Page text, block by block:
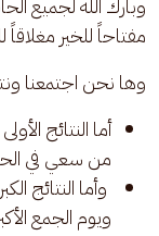
مفتاحاً للخير مغلاقاً
وها نحن اجتمعنا
أما النتائج
من سعي في
وأما النتائج
ويوم الجمع